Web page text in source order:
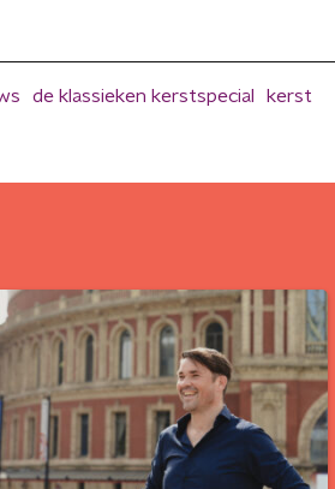
de klassieken kerstspecial
kerst